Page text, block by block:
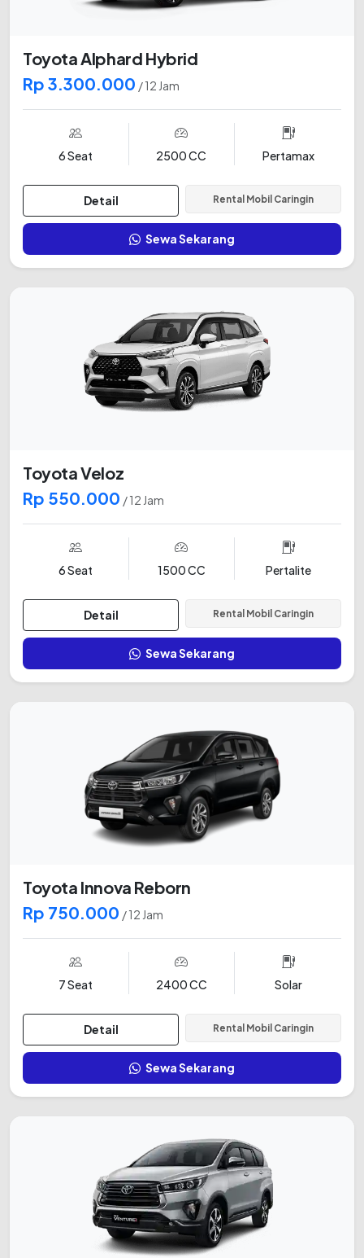
Toyota Alphard Hybrid
Rp 3.300.000 / 12 Jam
6 Seat 2500 CC Pertamax
Detail Rental Mobil Caringin
Sewa Sekarang
Toyota Veloz
Rp 550.000 / 12 Jam
6 Seat 1500 CC Pertalite
Detail Rental Mobil Caringin
Sewa Sekarang
Toyota Innova Reborn
Rp 750.000 / 12 Jam
7 Seat 2400 CC Solar
Detail Rental Mobil Caringin
Sewa Sekarang